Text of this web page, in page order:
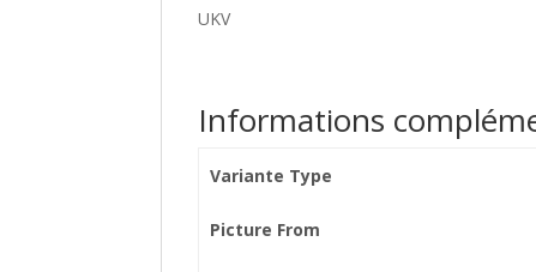
UKV
Informations
Variante Type
Picture From